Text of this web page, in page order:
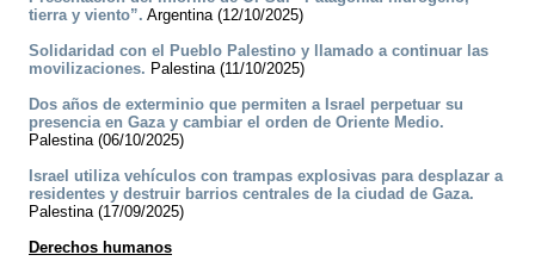
tierra y viento”. Argentina (12/10/2025)
Solidaridad con el Pueblo Palestino y llamado a continuar las
movilizaciones. Palestina (11/10/2025)
Dos años de exterminio que permiten a Israel perpetuar su
presencia en Gaza y cambiar el orden de Oriente Medio.
Palestina (06/10/2025)
Israel utiliza vehículos con trampas explosivas para desplazar a
residentes y destruir barrios centrales de la ciudad de Gaza.
Palestina (17/09/2025)
Derechos humanos